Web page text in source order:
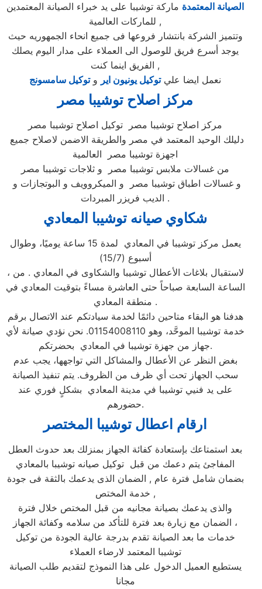
الصيانة المعتمدة ماركة توشيبا على يد خبراء الصيانة المعتمدين
للماركات العالمية ,
وتتميز الشركة بانتشار فروعها فى جميع انحاء الجمهوريه حيث
يوجد أسرع فريق للوصول الى العملاء على مدار اليوم يصلك
الفريق اينما كنت ,
نعمل ايضا عليتوكيل يونيون اير وتوكيل سامسونج
مركز اصلاح توشيبا مصر
مركز اصلاح توشيبا مصر توكيل اصلاح توشيبا مصر
اجهزة توشيبا مصر العالمية
من غسالات ملابس توشيبا مصر و ثلاجات توشيبا مصر
الديب فريزر المبردات .
شكاوي صيانه توشيبا المعادي
يعمل مركز توشيبا في المعادي لمدة 15 ساعة يوميًا، وطوال
أسبوع (15/7)
، لاستقبال بلاغات الأعطال توشيبا والشكاوى في المعادي . من
الساعة السابعة صباحاً حتى العاشرة مساءً بتوقيت المعادي في
منطقة المعادي .
هدفنا هو البقاء متاحين دائمًا لخدمة سيادتكم عند الاتصال برقم
خدمة توشيبا الموحَّد، وهو 01154008110. نحن نؤدي صيانة لأي
جهاز من جهزة توشيبا في المعادي بحضرتكم.
بغض النظر عن الأعطال والمشاكل التي تواجهها، يجب عدم
سحب الجهاز تحت أي ظرف من الظروف. يتم تنفيذ الصيانة
على يد فنيي توشيبا في مدينة المعادي بشكلٍ فوري عند
حضورهم.
ارقام اعطال توشيبا المختصر
بعد استمتاعك بإستعادة كفائة الجهاز بمنزلك بعد حدوث العطل
المفاجئ يتم دعمك من قبل توكيل صيانه توشيبا بالمعادي
بضمان شامل فترة عام , الضمان الذى يدعمك بالثقة فى جودة
خدمة المختص ,
والذى يدعمك بصيانة مجانيه من قبل المختص خلال فترة
الضمان مع زيارة بعد فترة للتأكد من سلامه وكفائة الجهاز ،
خدمات ما بعد الصيانة تقدم بدرجة عالية الجودة من توكيل
توشيبا المعتمد لارضاء العملاء
يستطيع العميل الدخول على هذا النموذج لتقديم طلب الصيانة
مجانا